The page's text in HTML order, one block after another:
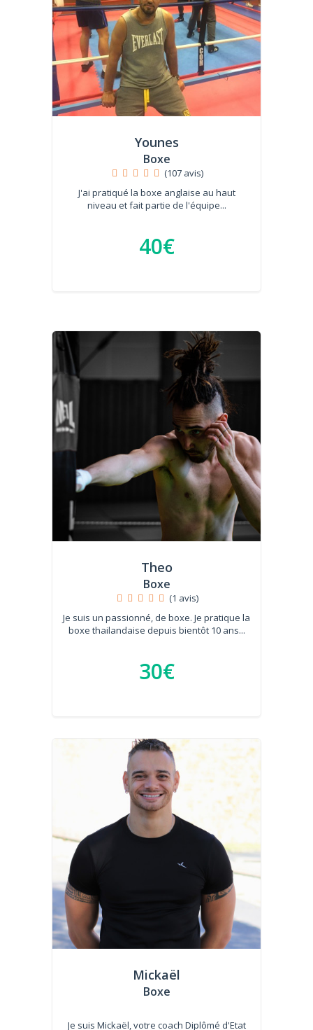
Younes
Boxe
(107 avis)
J'ai pratiqué la boxe anglaise au haut
niveau et fait partie de l'équipe...
40€
Theo
Boxe
(1 avis)
Je suis un passionné, de boxe. Je pratique la
boxe thailandaise depuis bientôt 10 ans...
30€
Mickaël
Boxe
Je suis Mickaël, votre coach Diplômé d'Etat